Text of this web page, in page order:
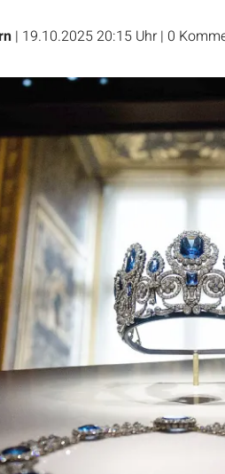
| 19.10.2025 20:15 Uhr | 0